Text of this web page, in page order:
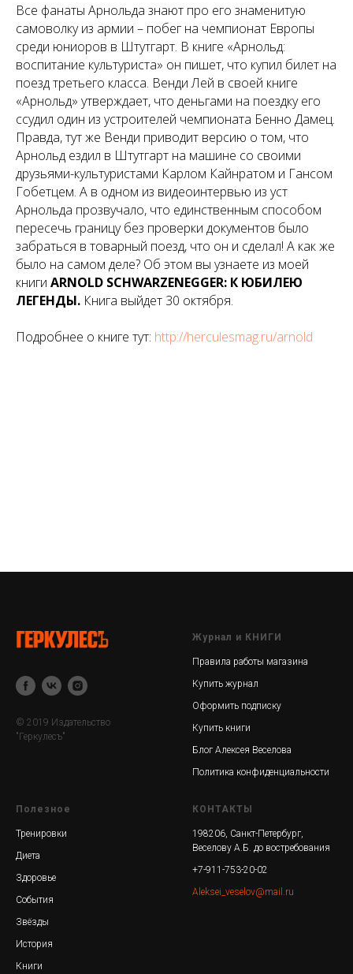
Все фанаты Арнольда знают про его знаменитую
самоволку из армии – побег на чемпионат Европы
среди юниоров в Штутгарт. В книге «Арнольд:
воспитание культуриста» он пишет, что купил билет на
поезд третьего класса. Венди Лей в своей книге
«Арнольд» утверждает, что деньгами на поездку его
ссудил один из устроителей чемпионата Бенно Дамец.
Правда, тут же Венди приводит версию о том, что
Арнольд ездил в Штутгарт на машине со своими
друзьями-культуристами Карлом Кайнратом и Гансом
Гобетцем. А в одном из видеоинтервью из уст
Арнольда прозвучало, что единственным способом
пересечь границу без проверки документов было
забраться в товарный поезд, что он и сделал! А как же
было на самом деле? Об этом вы узнаете из моей
книги ARNOLD SCHWARZENEGGER: К ЮБИЛЕЮ
ЛЕГЕНДЫ. Книга выйдет 30 октября.
Подробнее о книге тут: http://herculesmag.ru/arnold
© 2019 Издательство
"Геркулесъ"
Журнал и КНИГИ
Правила работы магазина
Купить журнал
Оформить подписку
Купить книги
Блог Алексея Веселова
Политика конфиденциальности
Полезное
Тренировки
Диета
Здоровье
События
Звёзды
История
Книги
КОНТАКТЫ
198206, Санкт-Петербург,
Веселову А.Б. до востребования
+7-911-753-20-02
Aleksei_veselov@mail.ru